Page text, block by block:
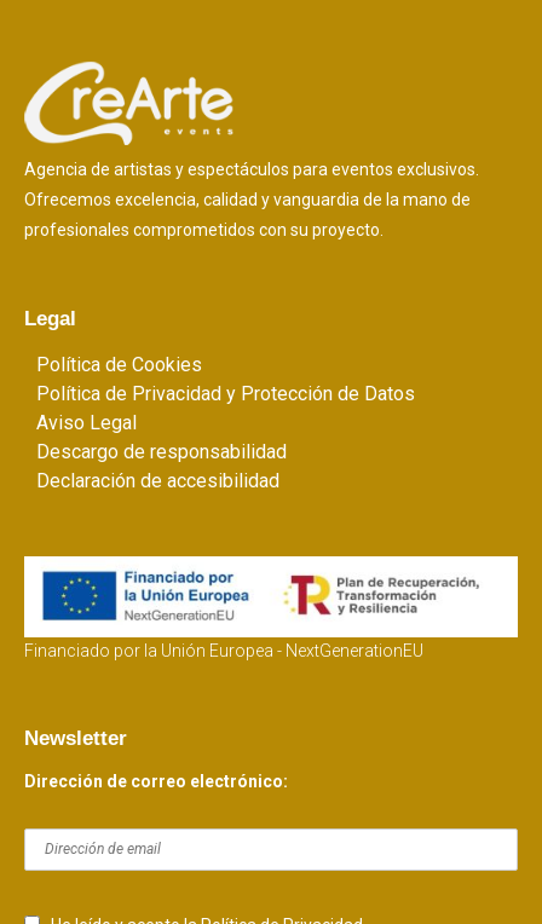
Agencia de artistas y espectáculos para eventos exclusivos.
Ofrecemos excelencia, calidad y vanguardia de la mano de
profesionales comprometidos con su proyecto.
Legal
Política de Cookies
Política de Privacidad y Protección de Datos
Aviso Legal
Descargo de responsabilidad
Declaración de accesibilidad
Financiado por la Unión Europea - NextGenerationEU
Newsletter
Dirección de correo electrónico: